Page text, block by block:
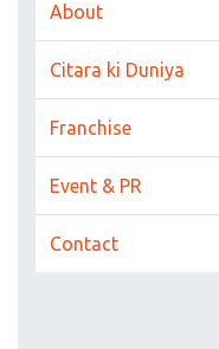
About
Citara ki Duniya
Franchise
Event & PR
Contact